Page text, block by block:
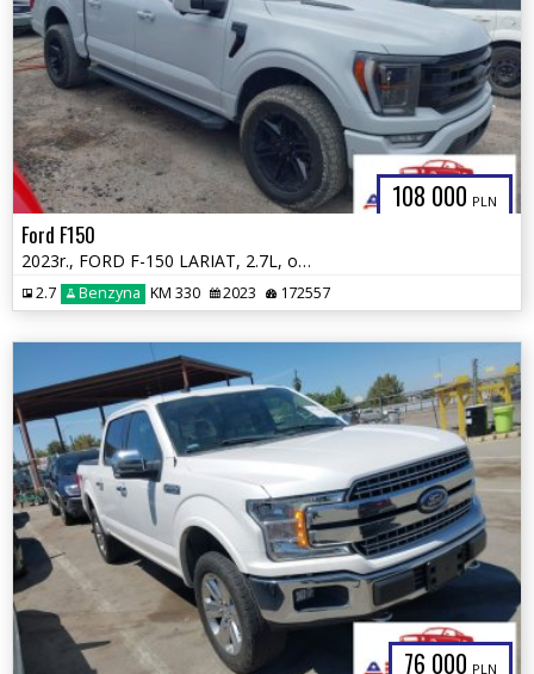
108 000 PLN
Ford F150
2023r., FORD F-150 LARIAT, 2.7L, od ubezpieczalni
2.7 Benzyna KM 330 2023 172557
76 000 PLN